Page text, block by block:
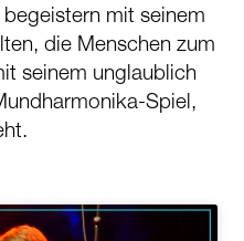
mit seinem
die Menschen zum
seinem unglaublich
Spiel,